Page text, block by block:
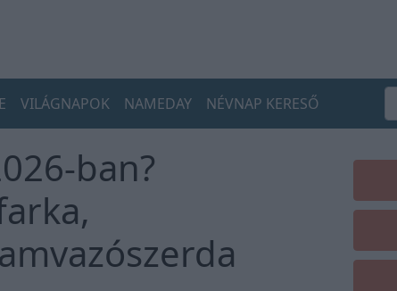
VILÁGNAPOK NAMEDAY NÉVNAP KERESŐ
ban?